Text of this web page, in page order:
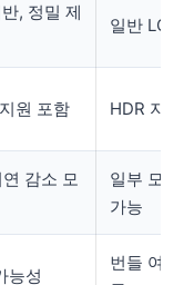
, 정밀 제
일반 LCD
원 포함 HDR 지원
감소 모
일부 모델
가능
능성
번들 여부